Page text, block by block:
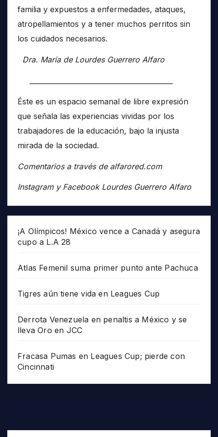
familia y expuestos a enfermedades, ataques,
atropellamientos y a tener muchos perritos sin
los cuidados necesarios.
Dra. María de Lourdes Guerrero Alfaro
Éste es un espacio semanal de libre expresión
que señala las experiencias vividas por los
trabajadores de la educación, bajo la injusta
mirada de la sociedad.
Comentarios a través de alfarored.com
Instagram y Facebook Lourdes Guerrero Alfaro
¡A Olímpicos! México vence a Canadá y asegura
cupo a L.A 28
Atlas Femenil suma primer punto ante Pachuca
Tigres aún tiene vida en Leagues Cup
Derrota Venezuela en penaltis a México y se
lleva Oro en JCC
Fracasa Pumas en Leagues Cup; pierde con
Cincinnati